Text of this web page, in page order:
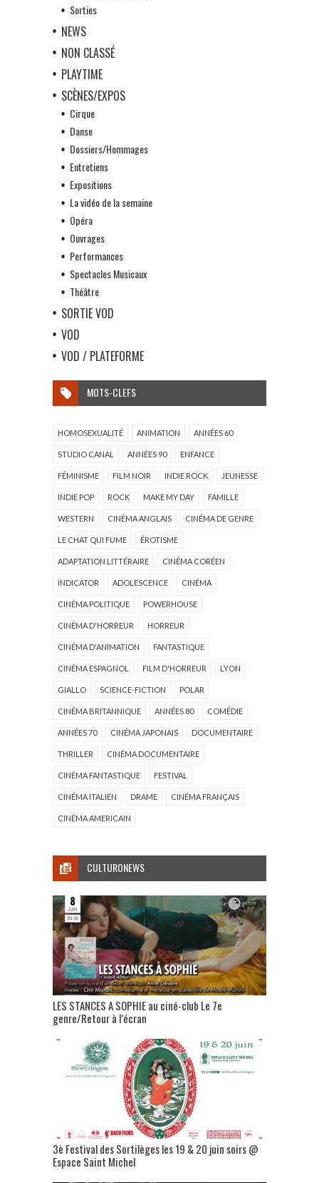
Sorties
NEWS
NON CLASSÉ
PLAYTIME
SCÈNES/EXPOS
Cirque
Danse
Dossiers/Hommages
Entretiens
Expositions
La vidéo de la semaine
Opéra
Ouvrages
Performances
Spectacles Musicaux
Théâtre
SORTIE VOD
VOD
VOD / PLATEFORME
MOTS-CLEFS
HOMOSEXUALITÉ ANIMATION ANNÉES 60
STUDIO CANAL ANNÉES 90 ENFANCE
FÉMINISME FILM NOIR INDIE ROCK JEUNESSE
INDIE POP ROCK MAKE MY DAY FAMILLE
WESTERN CINÉMA ANGLAIS CINÉMA DE GENRE
LE CHAT QUI FUME ÉROTISME
ADAPTATION LITTÉRAIRE CINÉMA CORÉEN
INDICATOR ADOLESCENCE CINÉMA
CINÉMA POLITIQUE POWERHOUSE
CINÉMA D'HORREUR HORREUR
CINÉMA D'ANIMATION FANTASTIQUE
CINÉMA ESPAGNOL FILM D'HORREUR LYON
GIALLO SCIENCE-FICTION POLAR
CINÉMA BRITANNIQUE ANNÉES 80 COMÉDIE
ANNÉES 70 CINÉMA JAPONAIS DOCUMENTAIRE
THRILLER CINÉMA DOCUMENTAIRE
CINÉMA FANTASTIQUE FESTIVAL
CINÉMA ITALIEN DRAME CINÉMA FRANÇAIS
CINÉMA AMERICAIN
CULTURONEWS
LES STANCES A SOPHIE au ciné-club Le 7e
genre/Retour à l’écran
3è Festival des Sortilèges les 19 & 20 juin soirs @
Espace Saint Michel